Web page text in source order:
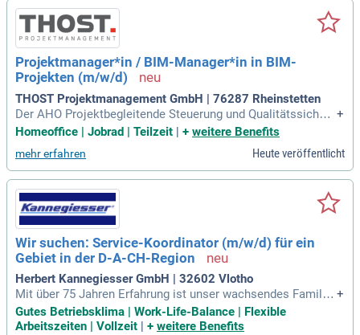
Projektmanager*in / BIM-Manager*in in BIM-
Projekten (m/w/d)
THOST Projektmanagement GmbH | 76287 Rheinstetten
Der AHO Projektbegleitende Steuerung und Qualitätssicheru
ng der BIM-Methodik auf Bauherrenseite Implementieren un
e Beratung zum Einsatz von BIM-Methoden in Immobilienpr
ojekten Interne und externe
+
Homeoffice | Jobrad | Teilzeit | + weitere Benefits
mehr erfahren Heute veröffentlicht
Wir suchen: Service-Koordinator (m/w/d) für ein
Gebiet in der D-A-CH-Region
Herbert Kannegiesser GmbH | 32602 Vlotho
Mit über 75 Jahren Erfahrung ist unser wachsendes Familie
nunternehmen im Maschinen- und Anlagenbau Weltmarktfü
hrer in der industriellen Wäschereitechnik. Wir bieten umfas
+
Gutes Betriebsklima | Work-Life-Balance | Flexible
Arbeitszeiten | Vollzeit | + weitere Benefits